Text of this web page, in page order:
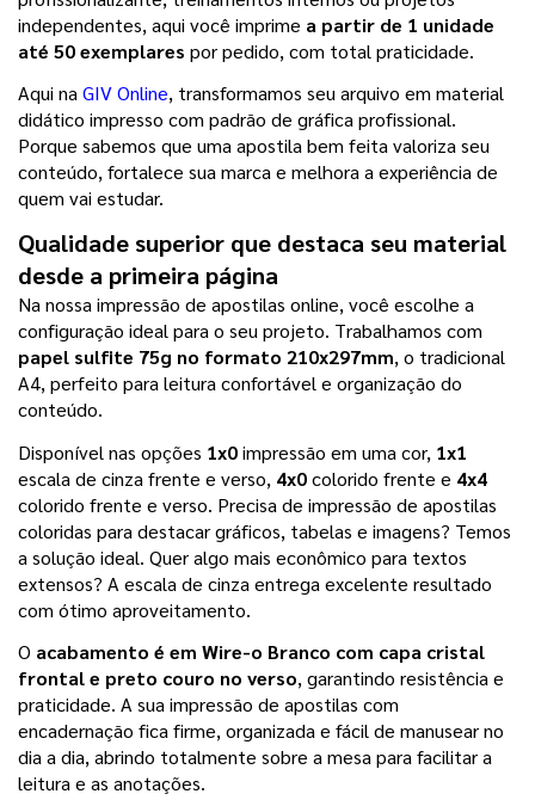
independentes, aqui você imprime a partir de 1 unidade
até 50 exemplares por pedido, com total praticidade.
Aqui na GIV Online, transformamos seu arquivo em material
didático impresso com padrão de gráfica profissional.
Porque sabemos que uma apostila bem feita valoriza seu
conteúdo, fortalece sua marca e melhora a experiência de
quem vai estudar.
Qualidade superior que destaca seu material
desde a primeira página
Na nossa impressão de apostilas online, você escolhe a
configuração ideal para o seu projeto. Trabalhamos com
papel sulfite 75g no formato 210x297mm, o tradicional
A4, perfeito para leitura confortável e organização do
conteúdo.
Disponível nas opções 1x0 impressão em uma cor, 1x1
escala de cinza frente e verso, 4x0 colorido frente e 4x4
colorido frente e verso. Precisa de impressão de apostilas
coloridas para destacar gráficos, tabelas e imagens? Temos
a solução ideal. Quer algo mais econômico para textos
extensos? A escala de cinza entrega excelente resultado
com ótimo aproveitamento.
O acabamento é em Wire-o Branco com capa cristal
frontal e preto couro no verso, garantindo resistência e
praticidade. A sua impressão de apostilas com
encadernação fica firme, organizada e fácil de manusear no
dia a dia, abrindo totalmente sobre a mesa para facilitar a
leitura e as anotações.